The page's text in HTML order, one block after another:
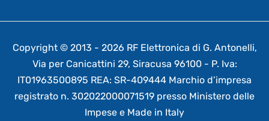
Copyright © 2013 - 2026 RF Elettronica di G. Antonelli,
Via per Canicattini 29, Siracusa 96100 - P. Iva:
IT01963500895 REA: SR-409444 Marchio d’impresa
registrato n. 302022000071519 presso Ministero delle
Impese e Made in Italy